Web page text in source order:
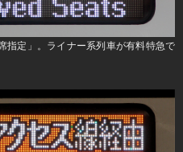
指定」。ライナー系列車が有料特急で